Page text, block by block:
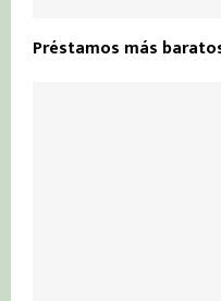
Préstamos más